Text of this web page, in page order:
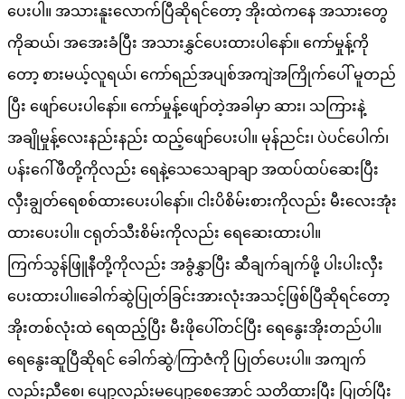
ပေးပါ။ အသားနူးလောက်ပြီဆိုရင်တော့ အိုးထဲကနေ အသားတွေ
ကိုဆယ်၊ အအေးခံပြီး အသားနွှင်ပေးထားပါနော်။ ကော်မှုန့်ကို
တော့ စားမယ့်လူရယ်၊ ကော်ရည်အပျစ်အကျဲအကြိုက်ပေါ် မူတည်
ပြီး ဖျော်ပေးပါနော်။ ကော်မှုန့်ဖျော်တဲ့အခါမှာ ဆား၊ သကြားနဲ့
အချိုမှုန့်လေးနည်းနည်း ထည့်ဖျော်ပေးပါ။ မုန်ညင်း၊ ပဲပင်ပေါက်၊
ပန်းဂေါ်ဖီတို့ကိုလည်း ရေနဲ့သေသေချာချာ အထပ်ထပ်ဆေးပြီး
လှီးချွတ်ရေစစ်ထားပေးပါနော်။ ငါးပိစိမ်းစားကိုလည်း မီးလေးအုံး
ထားပေးပါ။ ငရုတ်သီးစိမ်းကိုလည်း ရေဆေးထားပါ။
ကြက်သွန်ဖြူနီတို့ကိုလည်း အခွံနွှာပြီး ဆီချက်ချက်ဖို့ ပါးပါးလှီး
ပေးထားပါ။ခေါက်ဆွဲပြုတ်ခြင်းအားလုံးအသင့်ဖြစ်ပြီဆိုရင်တော့
အိုးတစ်လုံးထဲ ရေထည့်ပြီး မီးဖိုပေါ်တင်ပြီး ရေနွေးအိုးတည်ပါ။
ရေနွေးဆူပြီဆိုရင် ခေါက်ဆွဲ/ကြာဇံကို ပြုတ်ပေးပါ။ အကျက်
လည်းညီစေ၊ ပျော့လည်းမပျော့စေအောင် သတိထားပြီး ပြုတ်ပြီး